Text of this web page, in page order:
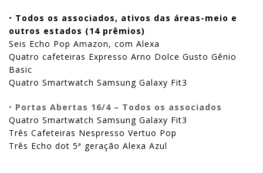
• Todos os associados, ativos das áreas-meio e
outros estados (14 prêmios)
Seis Echo Pop Amazon, com Alexa
Quatro cafeteiras Expresso Arno Dolce Gusto Gênio
Basic
Quatro Smartwatch Samsung Galaxy Fit3
• Portas Abertas 16/4 – Todos os associados
Quatro Smartwatch Samsung Galaxy Fit3
Três Cafeteiras Nespresso Vertuo Pop
Três Echo dot 5ª geração Alexa Azul